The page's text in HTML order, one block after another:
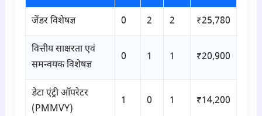
जेंडर विशेषज्ञ 0 2 2 ₹25,780
वित्तीय साक्षरता एवं
समन्वयक विशेषज्ञ
0 1 1 ₹20,900
डेटा एंट्री ऑपरेटर
(PMMVY)
1 0 1 ₹14,200